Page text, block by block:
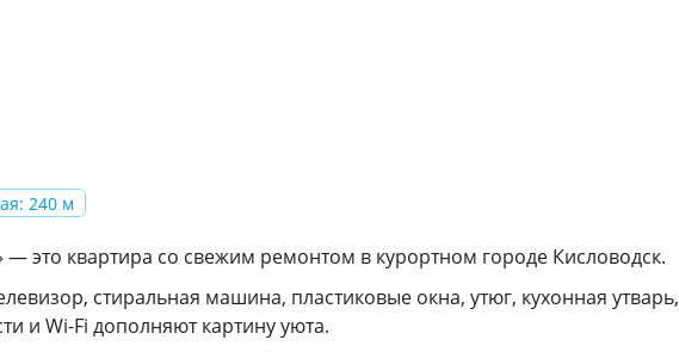
240 м
— это квартира со свежим ремонтом в курортном городе Кисловодск.
стиральная машина, пластиковые окна, утюг, кухонная утварь,
и Wi-Fi дополняют картину уюта.